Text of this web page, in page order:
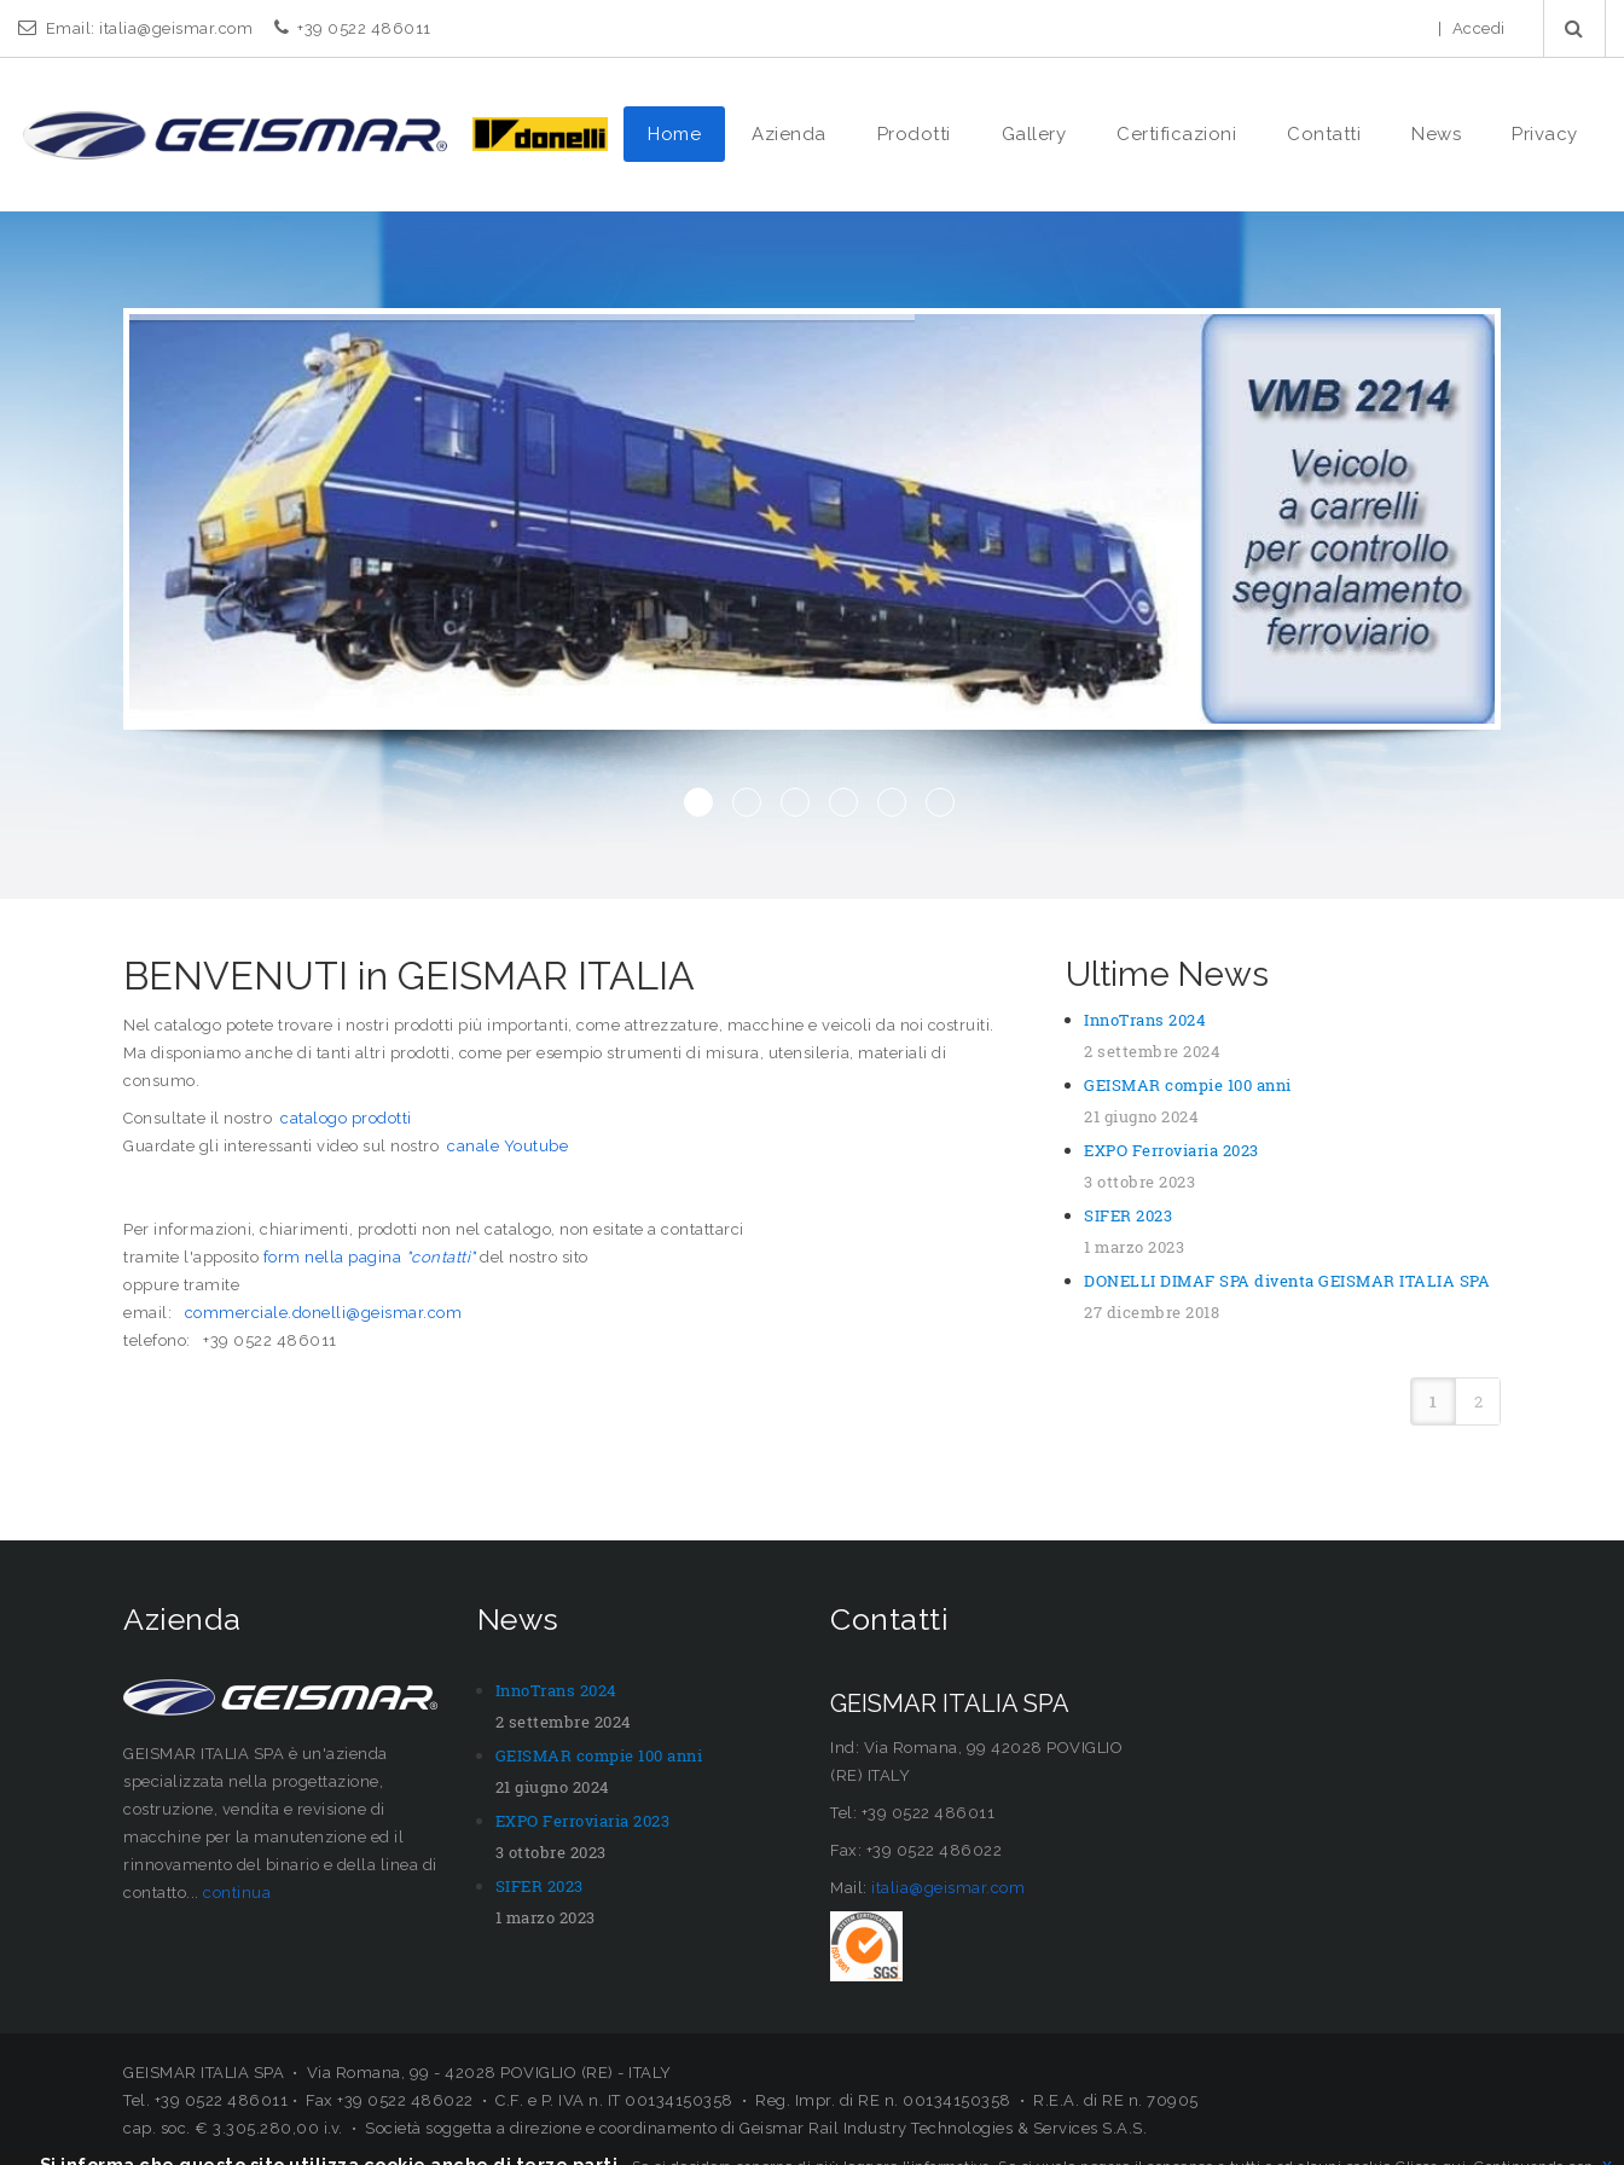
Email: italia@geismar.com +39 0522 486011 | Accedi
Home Azienda Prodotti Gallery Certificazioni Contatti News Privacy
BENVENUTI in GEISMAR ITALIA
Nel catalogo potete trovare i nostri prodotti più importanti, come attrezzature, macchine e veicoli da noi costruiti.
Ma disponiamo anche di tanti altri prodotti, come per esempio strumenti di misura, utensileria, materiali di
consumo.
Consultate il nostro catalogo prodotti
Guardate gli interessanti video sul nostro canale Youtube
Per informazioni, chiarimenti, prodotti non nel catalogo, non esitate a contattarci
tramite l'apposito form nella pagina "contatti"del nostro sito
oppure tramite
email: commerciale.donelli@geismar.com
telefono: +39 0522 486011
Ultime News
InnoTrans 2024
2 settembre 2024
GEISMAR compie 100 anni
21 giugno 2024
EXPO Ferroviaria 2023
3 ottobre 2023
SIFER 2023
1 marzo 2023
DONELLI DIMAF SPA diventa GEISMAR ITALIA SPA
27 dicembre 2018
1 2
Azienda
GEISMAR ITALIA SPA è un'azienda
specializzata nella progettazione,
costruzione, vendita e revisione di
macchine per la manutenzione ed il
rinnovamento del binario e della linea di
contatto... continua
News
InnoTrans 2024
2 settembre 2024
GEISMAR compie 100 anni
21 giugno 2024
EXPO Ferroviaria 2023
3 ottobre 2023
SIFER 2023
1 marzo 2023
Contatti
GEISMAR ITALIA SPA
Ind: Via Romana, 99 42028 POVIGLIO
(RE) ITALY
Tel: +39 0522 486011
Fax: +39 0522 486022
Mail: italia@geismar.com
GEISMAR ITALIA SPA • Via Romana, 99 - 42028 POVIGLIO (RE) - ITALY
Tel. +39 0522 486011 • Fax +39 0522 486022 • C.F. e P. IVA n. IT 00134150358 • Reg. Impr. di RE n. 00134150358 • R.E.A. di RE n. 70905
cap. soc. € 3.305.280,00 i.v. • Società soggetta a direzione e coordinamento di Geismar Rail Industry Technologies & Services S.A.S.